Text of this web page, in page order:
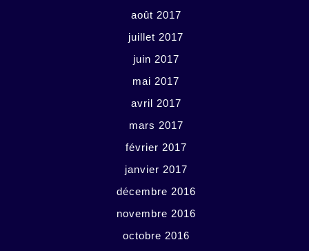
août 2017
juillet 2017
juin 2017
mai 2017
avril 2017
mars 2017
février 2017
janvier 2017
décembre 2016
novembre 2016
octobre 2016